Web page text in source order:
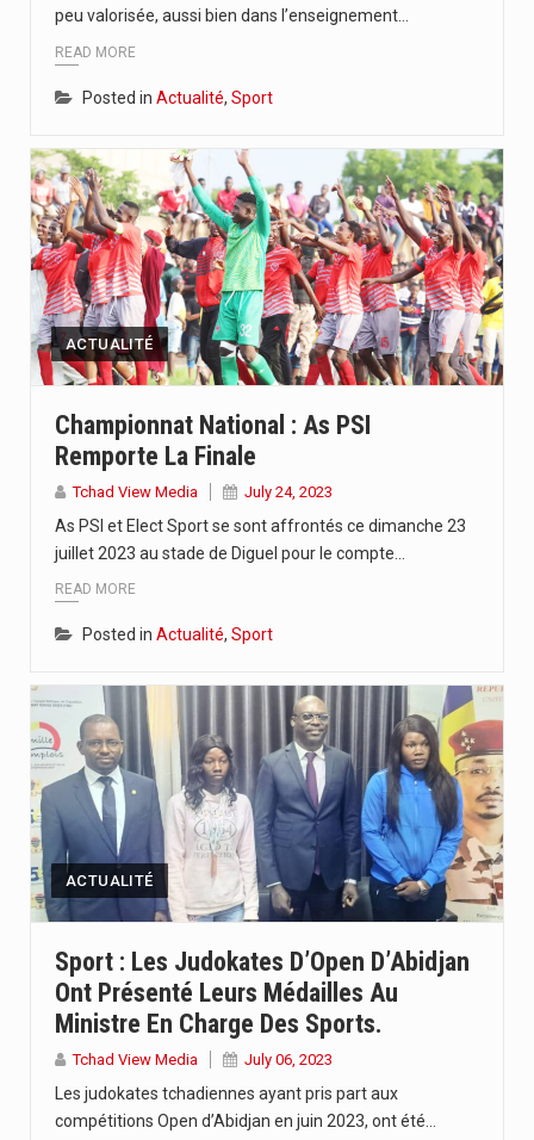
peu valorisée, aussi bien dans l’enseignement…
READ MORE
Posted in Actualité, Sport
ACTUALITÉ
Championnat National : As PSI
Remporte La Finale
Tchad View Media July 24, 2023
As PSI et Elect Sport se sont affrontés ce dimanche 23
juillet 2023 au stade de Diguel pour le compte…
READ MORE
Posted in Actualité, Sport
ACTUALITÉ
Sport : Les Judokates D’Open D’Abidjan
Ont Présenté Leurs Médailles Au
Ministre En Charge Des Sports.
Tchad View Media July 06, 2023
Les judokates tchadiennes ayant pris part aux
compétitions Open d’Abidjan en juin 2023, ont été…